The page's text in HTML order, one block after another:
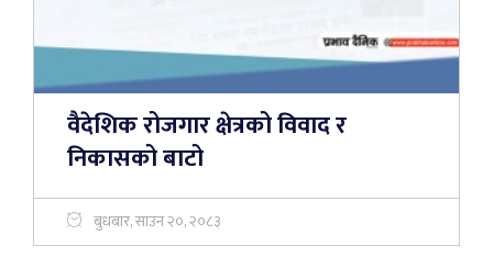
वैदेशिक रोजगार क्षेत्रको विवाद र
निकासको बाटो
बुधबार, साउन २०, २०८३